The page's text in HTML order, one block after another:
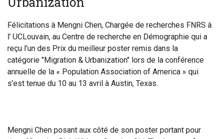
Félicitations à Mengni Chen, Chargée de recherches FNRS à
l’ UCLouvain, au Centre de recherche en Démographie qui a
reçu l’un des Prix du meilleur poster remis dans la
catégorie "Migration & Urbanization" lors de la conférence
annuelle de la « Population Association of America » qui
s’est tenue du 10 au 13 avril à Austin, Texas.
Mengni Chen posant aux côté de son poster portant pour